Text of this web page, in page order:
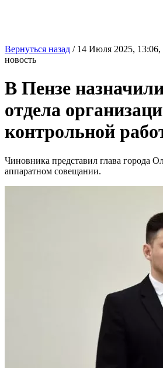
Вернуться назад / 14 Июля 2025, 13:06,
новость
В Пензе
отдела
контрольной
Чиновника представил глава города
аппаратном совещании.